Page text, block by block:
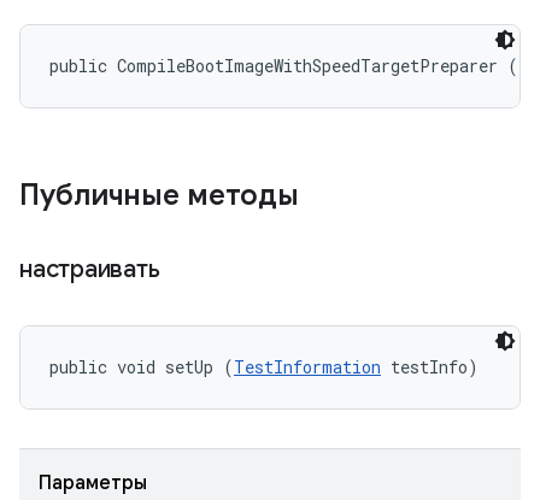
public CompileBootImageWithSpeedTargetPreparer ()
Публичные методы
настраивать
public void setUp (TestInformation testInfo)
Параметры